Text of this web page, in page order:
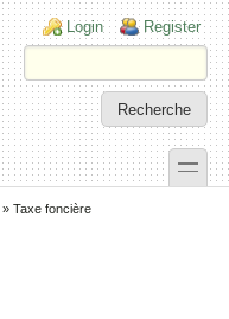
Login links
Login Register
toggle
» Taxe foncière